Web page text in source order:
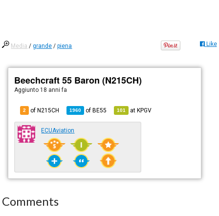
Media /grande /piena Like
Beechcraft 55 Baron (N215CH)
Aggiunto 18 anni fa
2 of N215CH 1960 ofBE55 101 atKPGV
ECUAviation
Comments